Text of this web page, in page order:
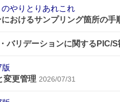
のやりとりあれこれ
おけるサンプリング箇所の手
バリデーションに関するPIC/
変更管理 2026/07/31